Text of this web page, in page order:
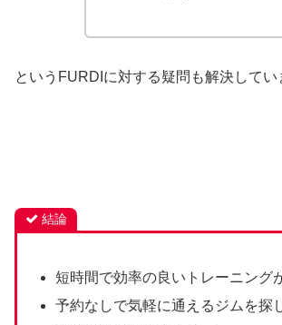
というFURDIに対する疑問も解決してい
結論
短時間で効率の良いトレーニング
予約なしで気軽に通えるジムを探